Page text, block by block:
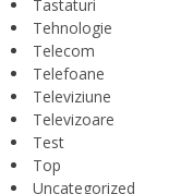
Tastaturi
Tehnologie
Telecom
Telefoane
Televiziune
Televizoare
Test
Top
Uncategorized